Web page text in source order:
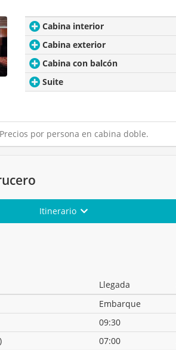
Cabina interior
Cabina exterior
Cabina con balcón
Suite
por persona en cabina doble.
Itinerario
Llegada
Embarque
09:30
07:00